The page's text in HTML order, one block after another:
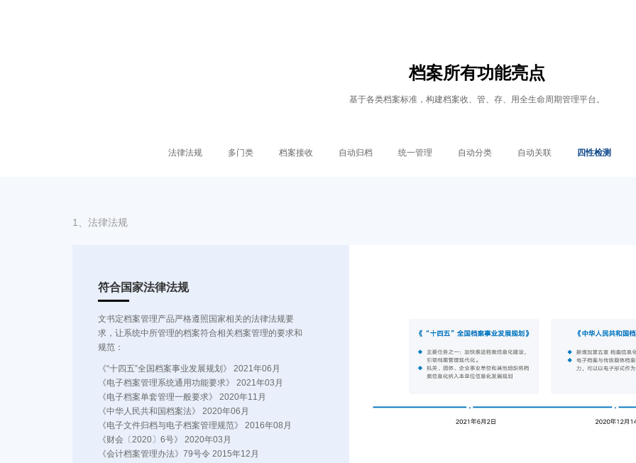
档案所有功能亮点
基于各类档案标准，构建档案收、管、存、用全生命周期管理平台。
法律法规 多门类 档案接收 自动归档 统一管理 自动分类 自动关联 四性检测
1、 法律法规
符合国家法律法规
文书定档案管理产品严格遵照国家相关的法律法规要
求，让系统中所管理的档案符合相关档案管理的要求和
规范：
《“十四五”全国档案事业发展规划》 2021年06月
《电子档案管理系统通用功能要求》 2021年03月
《电子档案单套管理一般要求》 2020年11月
《中华人民共和国档案法》 2020年06月
《电子文件归档与电子档案管理规范》 2016年08月
《财会〔2020〕6号》 2020年03月
《会计档案管理办法》79号令 2015年12月